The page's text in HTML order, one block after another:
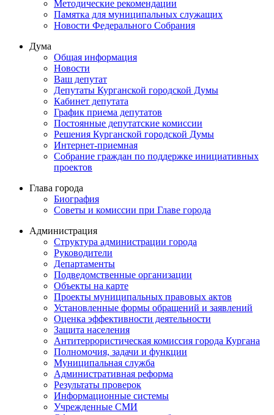
Методические рекомендации
Памятка для муниципальных служащих
Новости Федерального Cобрания
Дума
Общая информация
Новости
Ваш депутат
Депутаты Курганской городской Думы
Кабинет депутата
График приема депутатов
Постоянные депутатские комиссии
Решения Курганской городской Думы
Интернет-приемная
Собрание граждан по поддержке инициативных
проектов
Глава города
Биография
Советы и комиссии при Главе города
Администрация
Структура администрации города
Руководители
Департаменты
Подведомственные организации
Объекты на карте
Проекты муниципальных правовых актов
Установленные формы обращений и заявлений
Оценка эффективности деятельности
Защита населения
Антитеррористическая комиссия города Кургана
Полномочия, задачи и функции
Муниципальная служба
Административная реформа
Результаты проверок
Информационные системы
Учрежденные СМИ